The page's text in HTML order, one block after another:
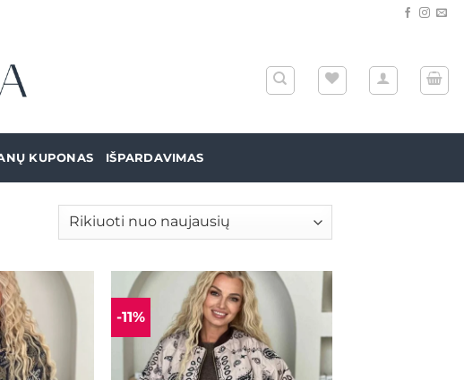
KUPONAS IŠPARDAVIMAS
Rūšiuojama
naujausią
-11% Mėgstamiausias